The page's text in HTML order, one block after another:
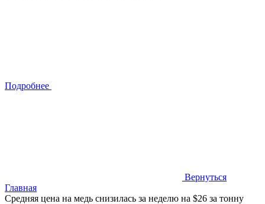
Подробнее
Вернуться
Главная
Средняя цена на медь снизилась за неделю на $26 за тонну